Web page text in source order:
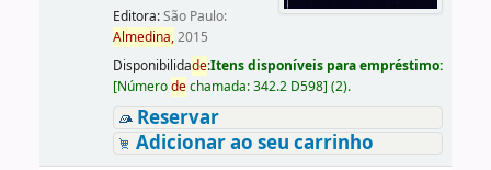
Editora:São Paulo:
Almedina,2015
Disponibilidade:Itens disponíveis para empréstimo:
[Númerodechamada:342.2 D598] (2).
Reservar
Adicionar ao seu carrinho